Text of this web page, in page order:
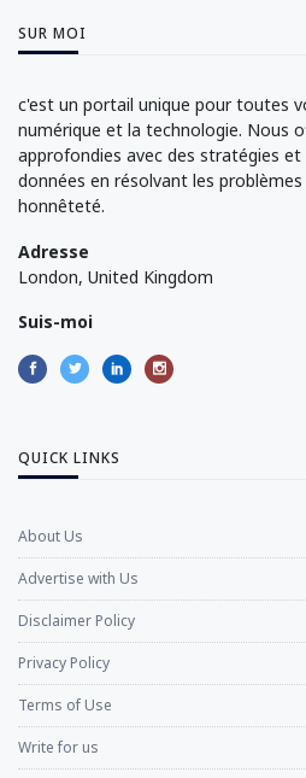
SUR MOI
c'est un portail unique pour toutes
numérique et la technologie. Nous
approfondies avec des stratégies et
données en résolvant les
honnêteté.
Adresse
London, United Kingdom
Suis-moi
QUICK LINKS
About Us
Advertise with Us
Disclaimer Policy
Privacy Policy
Terms of Use
Write for us